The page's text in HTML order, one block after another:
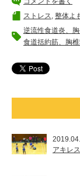
ストレス 整体よ
逆流性食道炎、
食道括約筋、胸
アキレ